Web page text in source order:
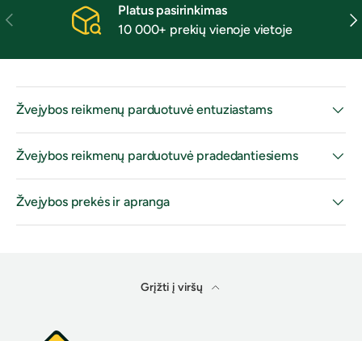
Ankstesnis
Platus pasirinkimas
10 000+ prekių vienoje vietoje
Žvejybos reikmenų parduotuvė entuziastams
Žvejybos reikmenų parduotuvė pradedantiesiems
Žvejybos prekės ir apranga
Grįžti į viršų